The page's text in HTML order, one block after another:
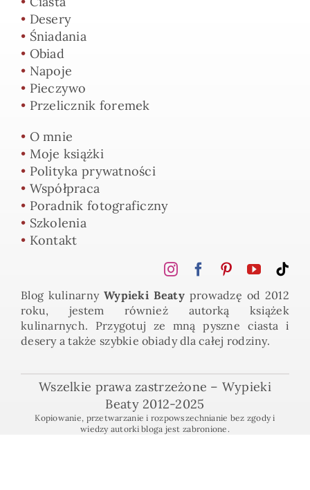
• Desery
• Śniadania
• Obiad
• Napoje
• Pieczywo
• Przelicznik foremek
• O mnie
• Moje książki
• Polityka prywatności
• Współpraca
• Poradnik fotograficzny
• Szkolenia
• Kontakt
Blog kulinarny Wypieki Beaty prowadzę od 2012
roku, jestem również autorką książek
kulinarnych. Przygotuj ze mną pyszne ciasta i
desery a także szybkie obiady dla całej rodziny.
Wszelkie prawa zastrzeżone – Wypieki
Beaty 2012-2025
Kopiowanie, przetwarzanie i rozpowszechnianie bez zgody i
wiedzy autorki bloga jest zabronione.